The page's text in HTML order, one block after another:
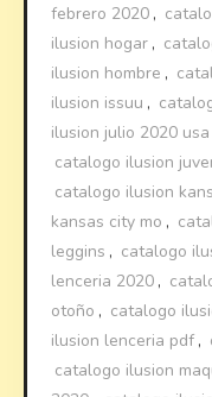
febrero 2020 ,
ilusion hogar ,
ilusion hombre ,
ilusion issuu ,
ilusion julio 2020 usa
catalogo ilusion
catalogo ilusion
kansas city mo ,
leggins , catalogo
lenceria 2020 ,
otoño , catalogo
ilusion lenceria pdf ,
catalogo ilusion